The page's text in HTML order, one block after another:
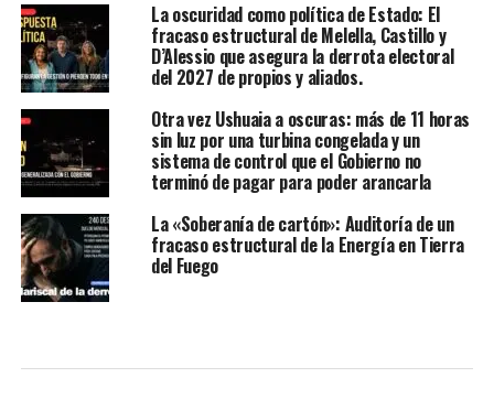
La oscuridad como política de Estado: El
fracaso estructural de Melella, Castillo y
D’Alessio que asegura la derrota electoral
del 2027 de propios y aliados.
Otra vez Ushuaia a oscuras: más de 11 horas
sin luz por una turbina congelada y un
sistema de control que el Gobierno no
terminó de pagar para poder arancarla
La «Soberanía de cartón»: Auditoría de un
fracaso estructural de la Energía en Tierra
del Fuego